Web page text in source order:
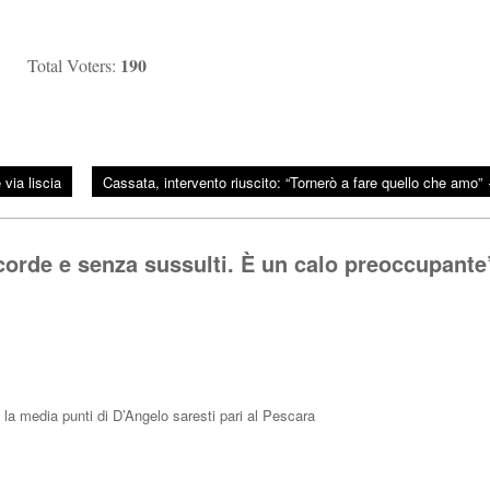
Total Voters: 190
via liscia Cassata, intervento riuscito: “Tornerò a fare quello che amo”
e senza sussulti. È un calo preoccupante
media punti di D’Angelo saresti pari al Pescara